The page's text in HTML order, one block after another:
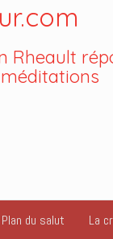
Rheault
Plan du salut La